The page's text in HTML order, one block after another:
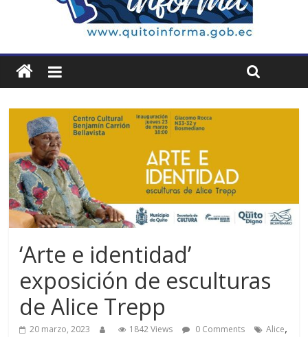
‘Arte e identidad’
exposición de esculturas
de Alice Trepp
20 marzo, 2023 1842 Views 0 Comments Alice,